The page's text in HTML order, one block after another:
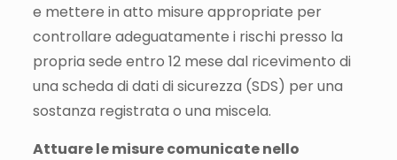
e mettere in atto misure appropriate per
controllare adeguatamente i rischi presso la
propria sede entro 12 mese dal ricevimento di
una scheda di dati di sicurezza (SDS) per una
sostanza registrata o una miscela.
Attuare le misure comunicate nello